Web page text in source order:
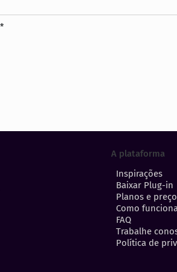
A plataforma
Inspirações
Baixar Plug-in
Planos e
Como
FAQ
Trabalhe
Política de